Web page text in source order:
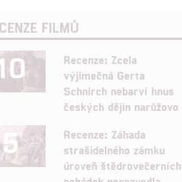
FILMŮ
Recenze: Zcela
výjimečná Gerta
Schnirch nebarví hnus
českých dějin narůžovo
5
Recenze: Záhada
strašidelného zámku
úroveň štědrovečerních